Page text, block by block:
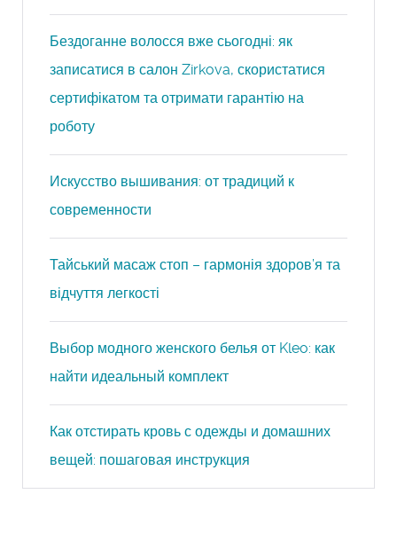
Бездоганне волосся вже сьогодні: як
записатися в салон Zirkova, скористатися
сертифікатом та отримати гарантію на
роботу
Искусство вышивания: от традиций к
современности
Тайський масаж стоп – гармонія здоров’я та
відчуття легкості
Выбор модного женского белья от Kleo: как
найти идеальный комплект
Как отстирать кровь с одежды и домашних
вещей: пошаговая инструкция